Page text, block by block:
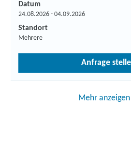
Datum
24.08.2026 - 04.09.2026
Standort
Mehrere
Anfrage
Mehr anzeigen